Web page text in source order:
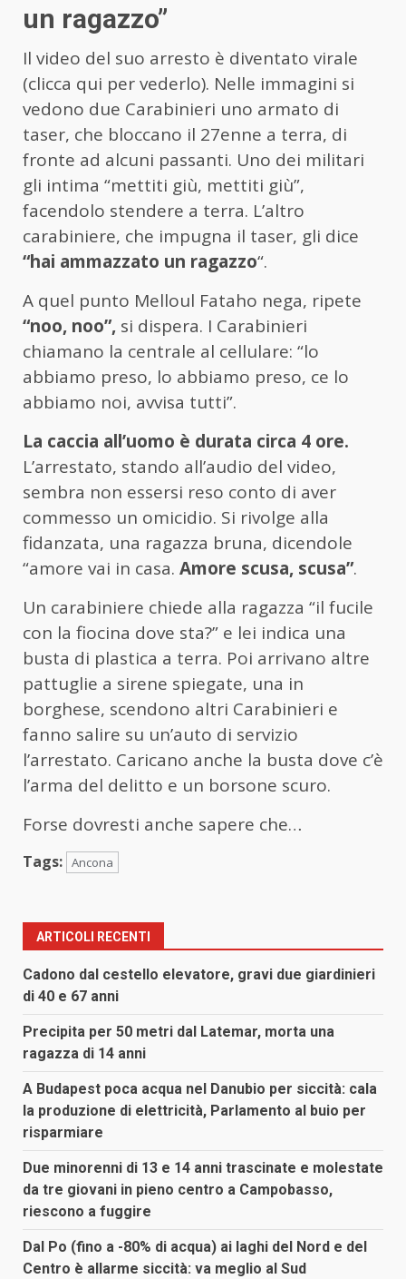
un ragazzo”
Il video del suo arresto è diventato virale
(clicca qui per vederlo). Nelle immagini si
vedono due Carabinieri uno armato di
taser, che bloccano il 27enne a terra, di
fronte ad alcuni passanti. Uno dei militari
gli intima “mettiti giù, mettiti giù”,
facendolo stendere a terra. L’altro
carabiniere, che impugna il taser, gli dice
“hai ammazzato un ragazzo“.
A quel punto Melloul Fataho nega, ripete
“noo, noo”, si dispera. I Carabinieri
chiamano la centrale al cellulare: “lo
abbiamo preso, lo abbiamo preso, ce lo
abbiamo noi, avvisa tutti”.
La caccia all’uomo è durata circa 4 ore.
L’arrestato, stando all’audio del video,
sembra non essersi reso conto di aver
commesso un omicidio. Si rivolge alla
fidanzata, una ragazza bruna, dicendole
“amore vai in casa. Amore scusa, scusa”.
Un carabiniere chiede alla ragazza “il fucile
con la fiocina dove sta?” e lei indica una
busta di plastica a terra. Poi arrivano altre
pattuglie a sirene spiegate, una in
borghese, scendono altri Carabinieri e
fanno salire su un’auto di servizio
l’arrestato. Caricano anche la busta dove c’è
l’arma del delitto e un borsone scuro.
Forse dovresti anche sapere che…
Tags: Ancona
ARTICOLI RECENTI
Cadono dal cestello elevatore, gravi due giardinieri
di 40 e 67 anni
Precipita per 50 metri dal Latemar, morta una
ragazza di 14 anni
A Budapest poca acqua nel Danubio per siccità: cala
la produzione di elettricità, Parlamento al buio per
risparmiare
Due minorenni di 13 e 14 anni trascinate e molestate
da tre giovani in pieno centro a Campobasso,
riescono a fuggire
Dal Po (fino a -80% di acqua) ai laghi del Nord e del
Centro è allarme siccità: va meglio al Sud